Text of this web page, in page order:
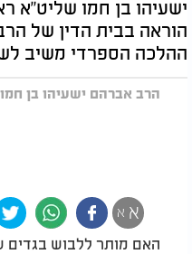
ישעיהו בן חמו שליט"א
הוראה בבית הדין של
ההלכה הספרדי משיב
הרב אברהם ישעיהו בן חמו
א א
האם מותר ללבוש בגדים